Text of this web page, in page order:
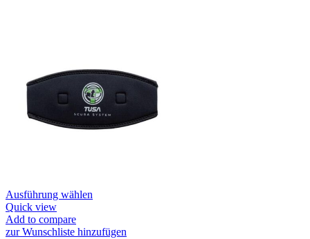
Ausführung wählen
mehrere
Quick view
Add to compare
zur Wunschliste hinzufügen